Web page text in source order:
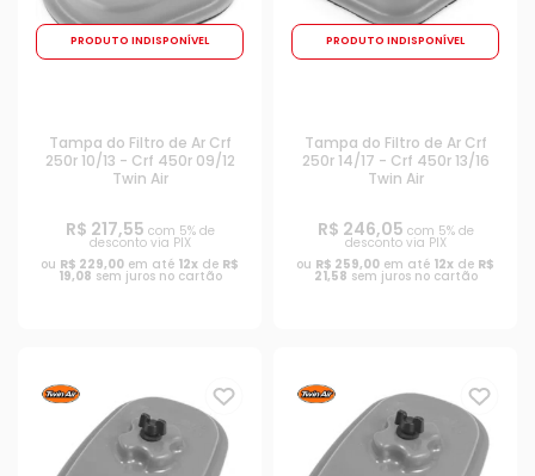
PRODUTO INDISPONÍVEL
Tampa do Filtro de Ar Crf
250r 10/13 - Crf 450r 09/12
Twin Air
R$ 217,55 com 5% de
desconto via PIX
ou R$ 229,00 em até 12x de R$
19,08 sem juros no cartão
PRODUTO INDISPONÍVEL
Tampa do Filtro de Ar Crf
250r 14/17 - Crf 450r 13/16
Twin Air
R$ 246,05 com 5% de
desconto via PIX
ou R$ 259,00 em até 12x de R$
21,58 sem juros no cartão